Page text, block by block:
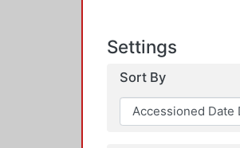
Settings
Sort By